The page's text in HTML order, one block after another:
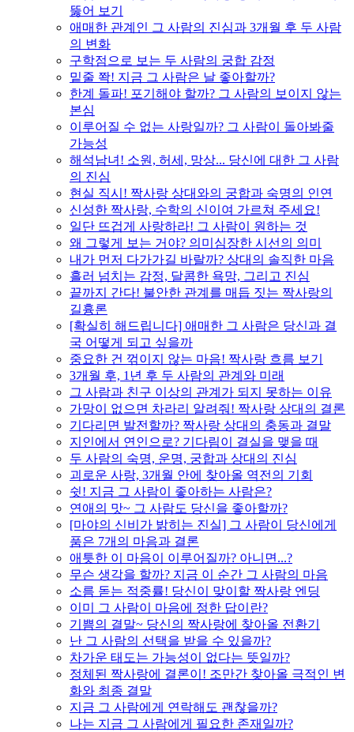
뚫어 보기
애매한 관계인 그 사람의 진심과 3개월 후 두 사람
의 변화
구학점으로 보는 두 사람의 궁합 감정
밑줄 쫙! 지금 그 사람은 날 좋아할까?
한계 돌파! 포기해야 할까? 그 사람의 보이지 않는
본심
이루어질 수 없는 사랑일까? 그 사람이 돌아봐줄
가능성
해석남녀! 소원, 허세, 망상... 당신에 대한 그 사람
의 진심
현실 직시! 짝사랑 상대와의 궁합과 숙명의 인연
신성한 짝사랑, 수학의 신이여 가르쳐 주세요!
일단 뜨겁게 사랑하라! 그 사람이 원하는 것
왜 그렇게 보는 거야? 의미심장한 시선의 의미
내가 먼저 다가가길 바랄까? 상대의 솔직한 마음
흘러 넘치는 감정, 달콤한 욕망, 그리고 진심
끝까지 간다! 불안한 관계를 매듭 짓는 짝사랑의
길흉론
[확실히 해드립니다] 애매한 그 사람은 당신과 결
국 어떻게 되고 싶을까
중요한 건 꺾이지 않는 마음! 짝사랑 흐름 보기
3개월 후, 1년 후 두 사람의 관계와 미래
그 사람과 친구 이상의 관계가 되지 못하는 이유
가망이 없으면 차라리 알려줘! 짝사랑 상대의 결론
기다리면 발전할까? 짝사랑 상대의 충동과 결말
지인에서 연인으로? 기다림이 결실을 맺을 때
두 사람의 숙명, 운명, 궁합과 상대의 진심
괴로운 사랑, 3개월 안에 찾아올 역전의 기회
쉿! 지금 그 사람이 좋아하는 사람은?
연애의 맛~ 그 사람도 당신을 좋아할까?
[마야의 신비가 밝히는 진실] 그 사람이 당신에게
품은 7개의 마음과 결론
애틋한 이 마음이 이루어질까? 아니면...?
무슨 생각을 할까? 지금 이 순간 그 사람의 마음
소름 돋는 적중률! 당신이 맞이할 짝사랑 엔딩
이미 그 사람이 마음에 정한 답이란?
기쁨의 결말~ 당신의 짝사랑에 찾아올 전환기
난 그 사람의 선택을 받을 수 있을까?
차가운 태도는 가능성이 없다는 뜻일까?
정체된 짝사랑에 결론이! 조만간 찾아올 극적인 변
화와 최종 결말
지금 그 사람에게 연락해도 괜찮을까?
나는 지금 그 사람에게 필요한 존재일까?